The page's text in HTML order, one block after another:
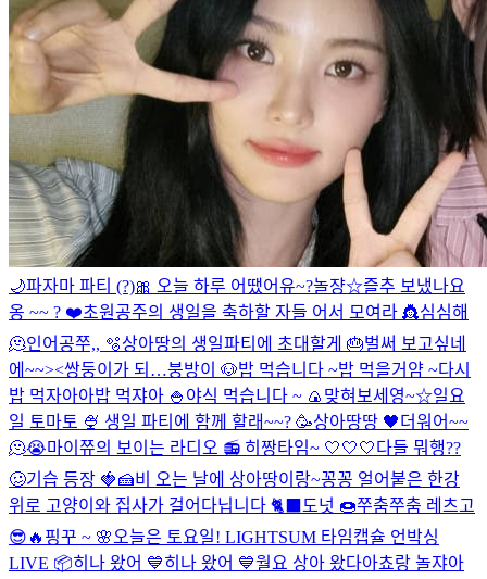
🌙파자마 파티 (?)🎀 오늘 하루 어땠어유~?놀쟝☆즐추 보냈나요
옹 ~~ ? ❤️초원공주의 생일을 축하할 자들 어서 모여라 👸심심해
🫠인어공쭈,, 🫧상아땅의 생일파티에 초대할게 🎂벌써 보고싶네
에~~><쌍둥이가 되…붕방이 🐶밥 먹습니다 ~밥 먹을거얌 ~다시
밥 먹자아아밥 먹쟈아 🍚 야식 먹습니다 ~ 🍙 맞혀보세영~☆일요
일 토마토 🍨 생일 파티에 함께 할래~~? 🥳상아땅땅 🖤더워어~~
🫠😭마이쮸의 보이는 라디오 📻 히짱타임~ 🤍🤍🤍다들 뭐행??
🥴기습 등장 🍓🍰비 오는 날에 상아땅이랑~꽁꽁 얼어붙은 한강
위로 고양이와 집사가 걸어다닙니다 🐈‍⬛️
도넛 🍩쭈춤쭈춤 레츠고
😎🔥 핑꾸 ~ 🌸 오늘은 토요일! LIGHTSUM 타임캡슐 언박싱
LIVE 📦히나 왔어 💙히나 왔어 💙월요 상아 왔다아쵸랑 놀쟈아